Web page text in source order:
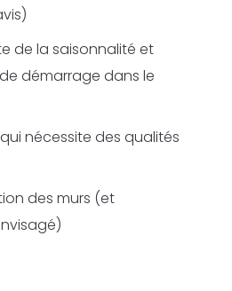
de la saisonnalité et
démarrage dans le
nécessite des qualités
des murs (et